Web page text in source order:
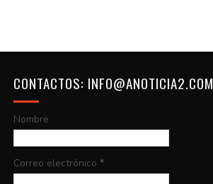
CONTACTOS: INFO@ANOTICIA2.COM
Nombre
Correo electrónico *